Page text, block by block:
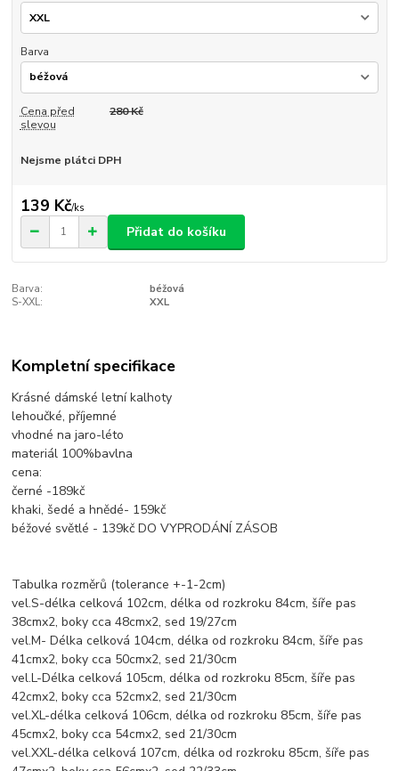
Barva
Cena před
slevou
280 Kč
Nejsme plátci DPH
139 Kč/ks
Přidat do košíku
Barva:
béžová
S-XXL:
XXL
Kompletní specifikace
Krásné dámské letní kalhoty
lehoučké, příjemné
vhodné na jaro-léto
materiál 100%bavlna
cena:
černé -189kč
khaki, šedé a hnědé- 159kč
béžové světlé - 139kč DO VYPRODÁNÍ ZÁSOB
Tabulka rozměrů (tolerance +-1-2cm)
vel.S-délka celková 102cm, délka od rozkroku 84cm, šíře pas
38cmx2, boky cca 48cmx2, sed 19/27cm
vel.M- Délka celková 104cm, délka od rozkroku 84cm, šíře pas
41cmx2, boky cca 50cmx2, sed 21/30cm
vel.L-Délka celková 105cm, délka od rozkroku 85cm, šíře pas
42cmx2, boky cca 52cmx2, sed 21/30cm
vel.XL-délka celková 106cm, délka od rozkroku 85cm, šíře pas
45cmx2, boky cca 54cmx2, sed 21/30cm
vel.XXL-délka celková 107cm, délka od rozkroku 85cm, šíře pas